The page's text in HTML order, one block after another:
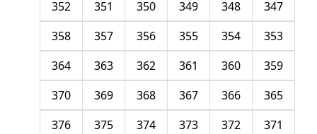
347
348
349
350
351
352
353
354
355
356
357
358
359
360
361
362
363
364
365
366
367
368
369
370
371
372
373
374
375
376